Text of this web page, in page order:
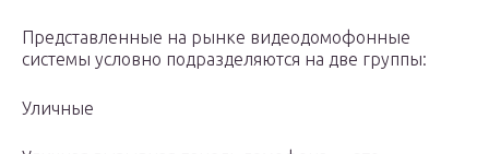
Представленные на рынке видеодомофонные
системы условно подразделяются на две группы:
Уличные